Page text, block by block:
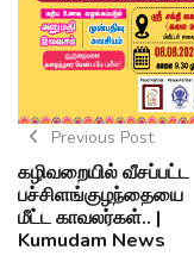
Previous Post
கழிவறையில் வீசப்பட்ட
பச்சிளங்குழந்தையை
மீட்ட காவலர்கள்.. |
Kumudam News